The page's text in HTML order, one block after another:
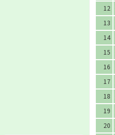
12
13
14
15
16
17
18
19
20